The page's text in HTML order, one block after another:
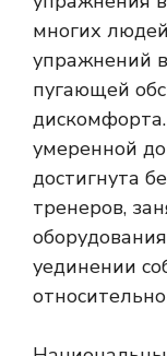
многих
упражнений
пугающей
умеренной
достигнута
тренеров,
уединении